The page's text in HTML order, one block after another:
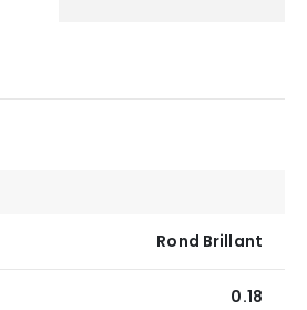
Rond Brillant
0.18